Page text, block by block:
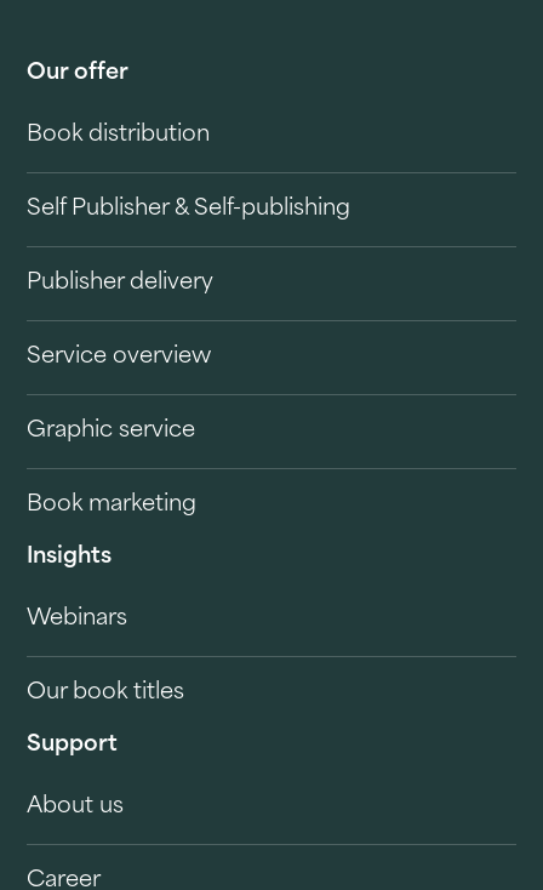
Our offer
Book distribution
Self Publisher & Self-publishing
Publisher delivery
Service overview
Graphic service
Book marketing
Insights
Webinars
Our book titles
Support
About us
Career